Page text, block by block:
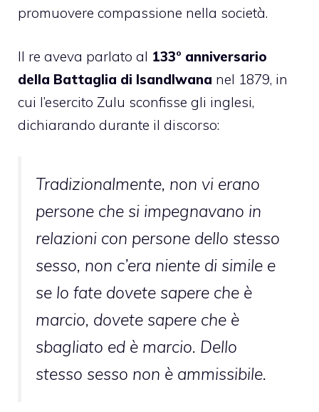
promuovere compassione nella società.
Il re aveva parlato al 133° anniversario
della Battaglia di Isandlwana nel 1879, in
cui l’esercito Zulu sconfisse gli inglesi,
dichiarando durante il discorso:
Tradizionalmente, non vi erano
persone che si impegnavano in
relazioni con persone dello stesso
sesso, non c’era niente di simile e
se lo fate dovete sapere che è
marcio, dovete sapere che è
sbagliato ed è marcio. Dello
stesso sesso non è ammissibile.